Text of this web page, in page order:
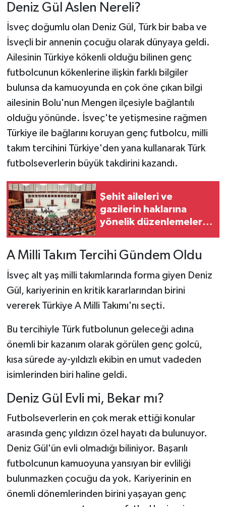
Deniz Gül Aslen Nereli?
İsveç doğumlu olan Deniz Gül, Türk bir baba ve
İsveçli bir annenin çocuğu olarak dünyaya geldi.
Ailesinin Türkiye kökenli olduğu bilinen genç
futbolcunun kökenlerine ilişkin farklı bilgiler
bulunsa da kamuoyunda en çok öne çıkan bilgi
ailesinin Bolu'nun Mengen ilçesiyle bağlantılı
olduğu yönünde. İsveç'te yetişmesine rağmen
Türkiye ile bağlarını koruyan genç futbolcu, milli
takım tercihini Türkiye'den yana kullanarak Türk
futbolseverlerin büyük takdirini kazandı.
Şehit aileleri ve
gazilerin haklarına
yönelik düzenlemeleri
ediyor
A Milli Takım Tercihi Gündem Oldu
İsveç alt yaş milli takımlarında forma giyen Deniz
Gül, kariyerinin en kritik kararlarından birini
vererek Türkiye A Milli Takımı'nı seçti.
Bu tercihiyle Türk futbolunun geleceği adına
önemli bir kazanım olarak görülen genç golcü,
kısa sürede ay-yıldızlı ekibin en umut vadeden
isimlerinden biri haline geldi.
Deniz Gül Evli mi, Bekar mı?
Futbolseverlerin en çok merak ettiği konular
arasında genç yıldızın özel hayatı da bulunuyor.
Deniz Gül'ün evli olmadığı biliniyor. Başarılı
futbolcunun kamuoyuna yansıyan bir evliliği
bulunmazken çocuğu da yok. Kariyerinin en
önemli dönemlerinden birini yaşayan genç